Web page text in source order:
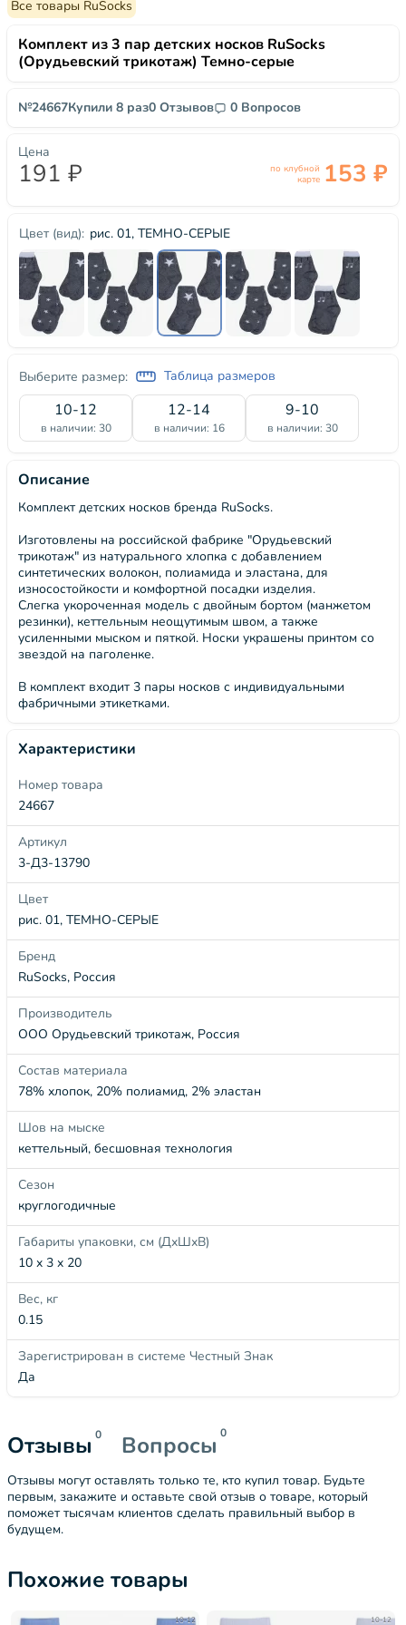
Все товары RuSocks
Комплект из 3 пар детских носков RuSocks
(Орудьевский трикотаж) Темно-серые
№24667Купили 8 раз0 Отзывов 0 Вопросов
Цвет (вид): рис. 01, ТЕМНО-СЕРЫЕ
Выберите размер: Таблица размеров
10-12
в наличии: 30
12-14
в наличии: 16
9-10
в наличии: 30
Цена
191 ₽
по клубной
карте 153 ₽
Описание
Комплект детских носков бренда RuSocks.
Изготовлены на российской фабрике "Орудьевский
трикотаж" из натурального хлопка с добавлением
синтетических волокон, полиамида и эластана, для
износостойкости и комфортной посадки изделия.
Слегка укороченная модель с двойным бортом (манжетом
резинки), кеттельным неощутимым швом, а также
усиленными мыском и пяткой. Носки украшены принтом со
звездой на паголенке.
В комплект входит 3 пары носков с индивидуальными
фабричными этикетками.
Характеристики
Номер товара
24667
Артикул
3-Д3-13790
Цвет
рис. 01, ТЕМНО-СЕРЫЕ
Бренд
RuSocks, Россия
Производитель
ООО Орудьевский трикотаж, Россия
Состав материала
78% хлопок, 20% полиамид, 2% эластан
Шов на мыске
кеттельный, бесшовная технология
Сезон
круглогодичные
Габариты упаковки, см (ДхШхВ)
10 x 3 x 20
Вес, кг
0.15
Зарегистрирован в системе Честный Знак
Да
Отзывы 0 Вопросы 0
Отзывы могут оставлять только те, кто купил товар. Будьте
первым, закажите и оставьте свой отзыв о товаре, который
поможет тысячам клиентов сделать правильный выбор в
будущем.
Похожие товары
10-12
10-12